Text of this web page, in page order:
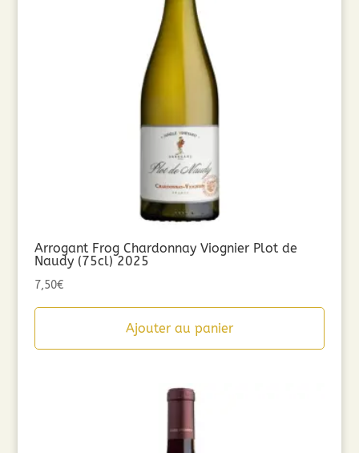
Arrogant Frog Chardonnay Viognier Plot de
Naudy (75cl) 2025
7,50€
Ajouter au panier